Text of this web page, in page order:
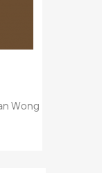
Wong